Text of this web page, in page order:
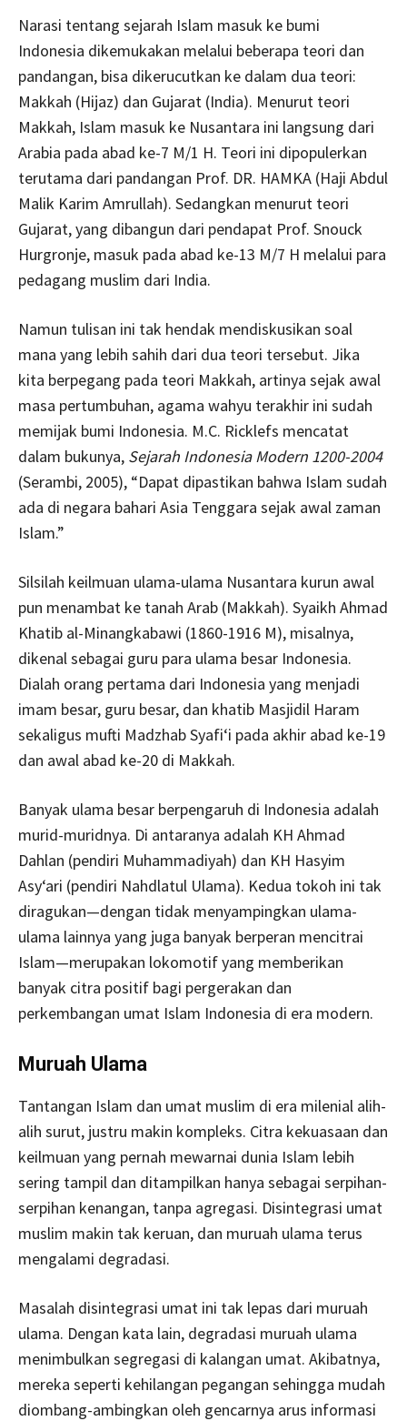
Narasi tentang sejarah Islam masuk ke bumi
Indonesia dikemukakan melalui beberapa teori dan
pandangan, bisa dikerucutkan ke dalam dua teori:
Makkah (Hijaz) dan Gujarat (India). Menurut teori
Makkah, Islam masuk ke Nusantara ini langsung dari
Arabia pada abad ke-7 M/1 H. Teori ini dipopulerkan
terutama dari pandangan Prof. DR. HAMKA (Haji Abdul
Malik Karim Amrullah). Sedangkan menurut teori
Gujarat, yang dibangun dari pendapat Prof. Snouck
Hurgronje, masuk pada abad ke-13 M/7 H melalui para
pedagang muslim dari India.
Namun tulisan ini tak hendak mendiskusikan soal
mana yang lebih sahih dari dua teori tersebut. Jika
kita berpegang pada teori Makkah, artinya sejak awal
masa pertumbuhan, agama wahyu terakhir ini sudah
memijak bumi Indonesia. M.C. Ricklefs mencatat
dalam bukunya, Sejarah Indonesia Modern 1200-2004
(Serambi, 2005), “Dapat dipastikan bahwa Islam sudah
ada di negara bahari Asia Tenggara sejak awal zaman
Islam.”
Silsilah keilmuan ulama-ulama Nusantara kurun awal
pun menambat ke tanah Arab (Makkah). Syaikh Ahmad
Khatib al-Minangkabawi (1860-1916 M), misalnya,
dikenal sebagai guru para ulama besar Indonesia.
Dialah orang pertama dari Indonesia yang menjadi
imam besar, guru besar, dan khatib Masjidil Haram
sekaligus mufti Madzhab Syafi‘i pada akhir abad ke-19
dan awal abad ke-20 di Makkah.
Banyak ulama besar berpengaruh di Indonesia adalah
murid-muridnya. Di antaranya adalah KH Ahmad
Dahlan (pendiri Muhammadiyah) dan KH Hasyim
Asy‘ari (pendiri Nahdlatul Ulama). Kedua tokoh ini tak
diragukan—dengan tidak menyampingkan ulama-
ulama lainnya yang juga banyak berperan mencitrai
Islam—merupakan lokomotif yang memberikan
banyak citra positif bagi pergerakan dan
perkembangan umat Islam Indonesia di era modern.
Muruah Ulama
Tantangan Islam dan umat muslim di era milenial alih-
alih surut, justru makin kompleks. Citra kekuasaan dan
keilmuan yang pernah mewarnai dunia Islam lebih
sering tampil dan ditampilkan hanya sebagai serpihan-
serpihan kenangan, tanpa agregasi. Disintegrasi umat
muslim makin tak keruan, dan muruah ulama terus
mengalami degradasi.
Masalah disintegrasi umat ini tak lepas dari muruah
ulama. Dengan kata lain, degradasi muruah ulama
menimbulkan segregasi di kalangan umat. Akibatnya,
mereka seperti kehilangan pegangan sehingga mudah
diombang-ambingkan oleh gencarnya arus informasi